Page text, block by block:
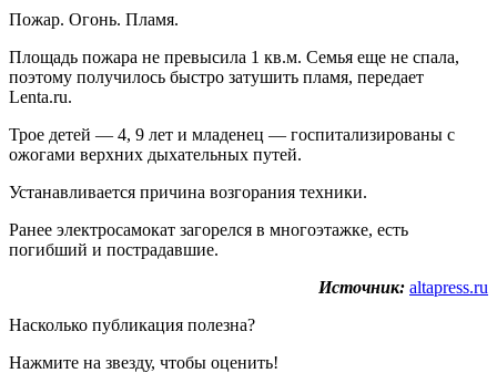
Пожар. Огонь. Пламя.
Площадь пожара не превысила 1 кв.м. Семья еще не спала,
поэтому получилось быстро затушить пламя, передает
Lenta.ru.
Трое детей — 4, 9 лет и младенец — госпитализированы с
ожогами верхних дыхательных путей.
Устанавливается причина возгорания техники.
Ранее электросамокат загорелся в многоэтажке, есть
погибший и пострадавшие.
Источник: altapress.ru
Насколько публикация полезна?
Нажмите на звезду, чтобы оценить!